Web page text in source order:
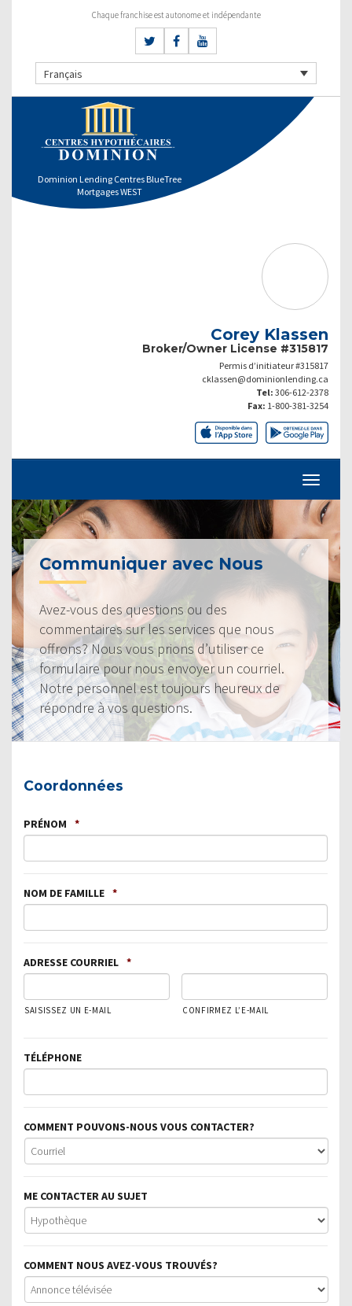
Chaque franchise est autonome et indépendante
Français
Dominion Lending Centres BlueTree
Mortgages WEST
Corey Klassen
Broker/Owner License #315817
Permis d’initiateur #315817
cklassen@dominionlending.ca
Tel: 306-612-2378
Fax: 1-800-381-3254
Communiquer avec Nous
Avez-vous des questions ou des
commentaires sur les services que nous
offrons? Nous vous prions d’utiliser ce
formulaire pour nous envoyer un courriel.
Notre personnel est toujours heureux de
répondre à vos questions.
Coordonnées
PRÉNOM *
NOM DE FAMILLE *
ADRESSE COURRIEL *
SAISISSEZ UN E-MAIL CONFIRMEZ L’E-MAIL
TÉLÉPHONE
COMMENT POUVONS-NOUS VOUS CONTACTER?
ME CONTACTER AU SUJET
COMMENT NOUS AVEZ-VOUS TROUVÉS?